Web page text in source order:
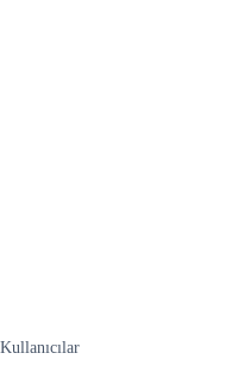
Kullanıcılar